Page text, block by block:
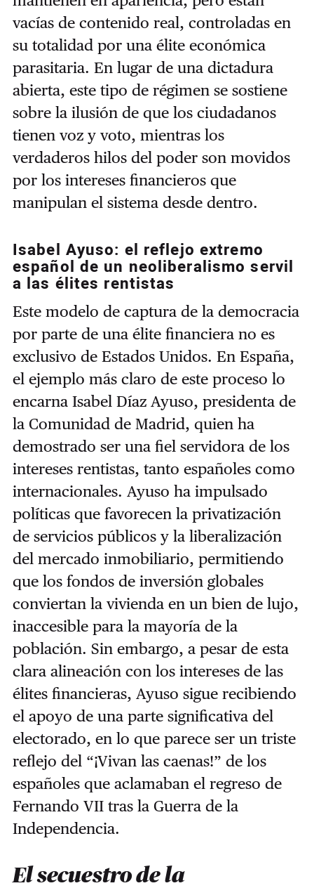
vacías de contenido real, controladas en
su totalidad por una élite económica
parasitaria. En lugar de una dictadura
abierta, este tipo de régimen se sostiene
sobre la ilusión de que los ciudadanos
tienen voz y voto, mientras los
verdaderos hilos del poder son movidos
por los intereses financieros que
manipulan el sistema desde dentro.
Isabel Ayuso: el reflejo extremo
español de un neoliberalismo servil
a las élites rentistas
Este modelo de captura de la democracia
por parte de una élite financiera no es
exclusivo de Estados Unidos. En España,
el ejemplo más claro de este proceso lo
encarna Isabel Díaz Ayuso, presidenta de
la Comunidad de Madrid, quien ha
demostrado ser una fiel servidora de los
intereses rentistas, tanto españoles como
internacionales. Ayuso ha impulsado
políticas que favorecen la privatización
de servicios públicos y la liberalización
del mercado inmobiliario, permitiendo
que los fondos de inversión globales
conviertan la vivienda en un bien de lujo,
inaccesible para la mayoría de la
población. Sin embargo, a pesar de esta
clara alineación con los intereses de las
élites financieras, Ayuso sigue recibiendo
el apoyo de una parte significativa del
electorado, en lo que parece ser un triste
reflejo del “¡Vivan las caenas!” de los
españoles que aclamaban el regreso de
Fernando VII tras la Guerra de la
Independencia.
El secuestro de la